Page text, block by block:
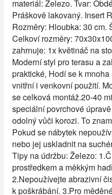
materiál: Železo. Tvar:
Práškově lakovaný. Insert
Rozměry: Hloubka: 30 cm.
Celkoví rozměry:
zahrnuje: 1x květináč na
Moderní styl pro terasu a
praktické, Hodí se k
vnitřní i venkovní použití.
se celková montáž.20-40
speciální povrchové
odolný vůči korozi. To
Pokud se nábytek
nebo jej uskladnit na
Tipy na údržbu: Železo:
prostředkem a měkkým
2.Nepoužívejte abrazivní
k poškrábání. 3.Pro